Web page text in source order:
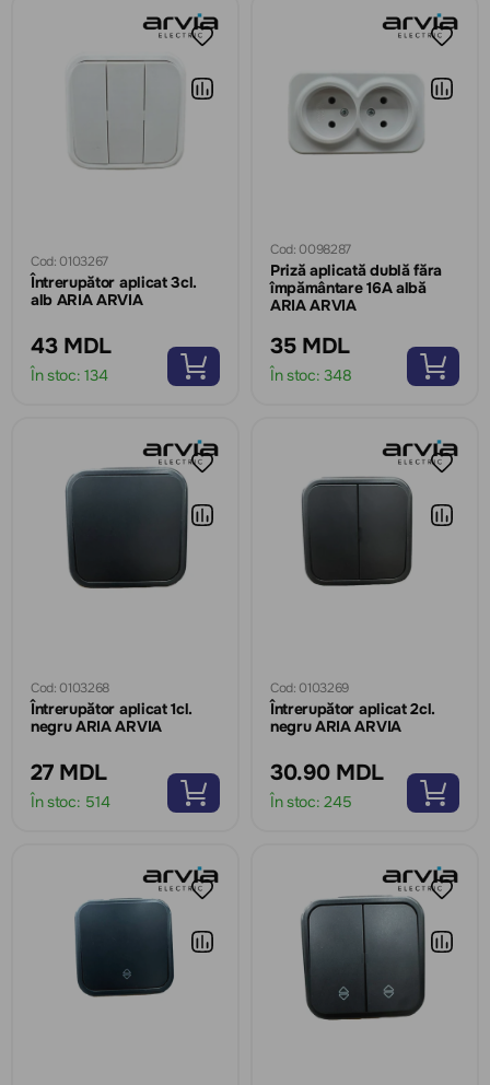
Cod: 0103267
Întrerupător aplicat 3cl.
alb ARIA ARVIA
43 MDL
În stoc: 134
Cod: 0098287
Priză aplicată dublă făra
împământare 16A albă
ARIA ARVIA
35 MDL
În stoc: 348
Cod: 0103268
Întrerupător aplicat 1cl.
negru ARIA ARVIA
27 MDL
În stoc: 514
Cod: 0103269
Întrerupător aplicat 2cl.
negru ARIA ARVIA
30.90 MDL
În stoc: 245